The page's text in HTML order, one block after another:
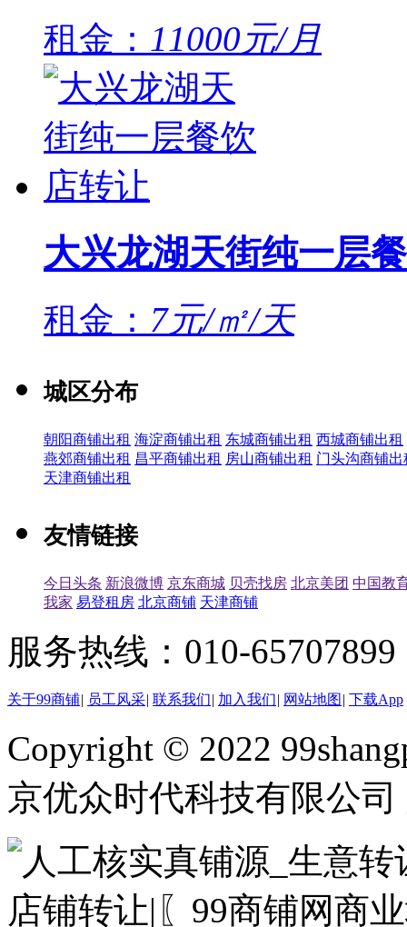
租金： 11000元/月
大兴龙湖天街纯一层
租金： 7元/㎡/天
城区分布
朝阳商铺出租 海淀商铺出租 东城商铺出租 西城商铺出租
燕郊商铺出租 昌平商铺出租 房山商铺出租 门头沟商铺出
天津商铺出租
友情链接
今日头条 新浪微博 京东商城 贝壳找房 北京美团 中国教
我家 易登租房 北京商铺 天津商铺
服务热线：010-
关于99商铺| 员工风采| 联系我们| 加入我们| 网站地图 | 下载App
Copyright © 2022
京优众时代科技有限公